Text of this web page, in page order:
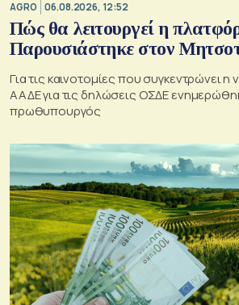
AGRO 06.08.2026, 12:52
Πώς θα λειτουργεί η
Παρουσιάστηκε στον
Για τις καινοτομίες που συγκεντρώνει
ΑΑΔΕ για τις δηλώσεις ΟΣΔΕ
πρωθυπουργός